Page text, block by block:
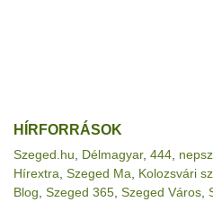
HÍRFORRÁSOK
Szeged.hu Délmagyar, 444
Hírextra Szeged Ma Kolozsvári
Blog Szeged 365 Szeged Város